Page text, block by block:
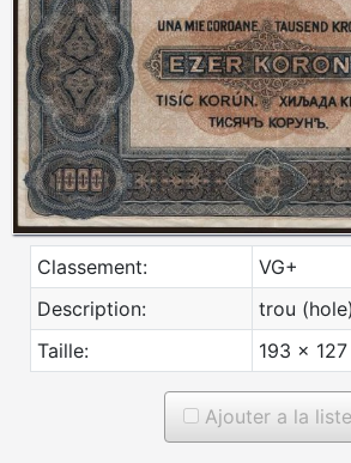
Classement:
VG+
Description:
trou (hole)
Taille:
193 x
Ajouter a la